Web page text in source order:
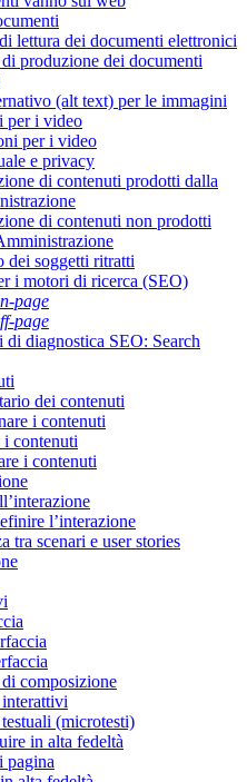
lettura dei documenti elettronici
produzione dei documenti
(alt text) per le immagini
per i video
per i video
e privacy
di contenuti prodotti dalla
di contenuti non prodotti
dei soggetti ritratti
i motori di ricerca (SEO)
page
page
di diagnostica SEO: Search
dei contenuti
i contenuti
contenuti
i contenuti
l’interazione
tra scenari e user stories
composizione
(microtesti)
in alta fedeltà
pagina